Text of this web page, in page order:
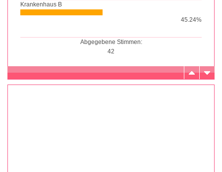
Krankenhaus B
45.24%
Abgegebene Stimmen:
42